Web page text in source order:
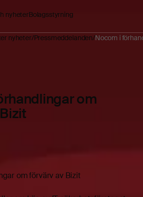
nyheterBolagsstyrning
nyheter Pressmeddelanden Nocom i
om
om förvärv av Bizit